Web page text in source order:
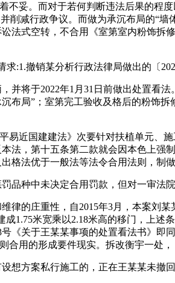
不妥。而对于若何判断违法后果的程
削减行政争议。而做为承沉布局的“
法式空转，不合用《室第室内粉饰
撤销某分析行政法律局做出的〔
将于2022年1月31日前做出处置看
布局”；室第完工验收及格后的粉饰
近国建建法》次要针对扶植单元、
法，第十五条第二款就会因本色上
格法优于一般法等法令合用法则，制
种中未决定合用罚款，但对一审法院
的庄重性，自2015年3月，本案刘某
1.75米宽乘以2.18米高的移门，上
《关于王某某事项的处置看法书》
合用的形成要件现实。拆改衡宇一处，
方案私行施工的，正在王某某未撤